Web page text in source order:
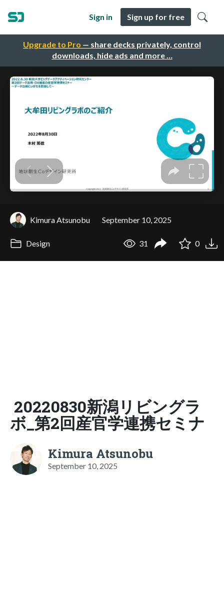
Upgrade to Pro — share decks privately, control
downloads, hide ads and more …
Sign in Sign up for free
Kimura Atsunobu September 10, 2025
Design 31 0
20220830新潟リビングラ
ボ_第2回産官学連携セミナ
Kimura Atsunobu
September 10, 2025